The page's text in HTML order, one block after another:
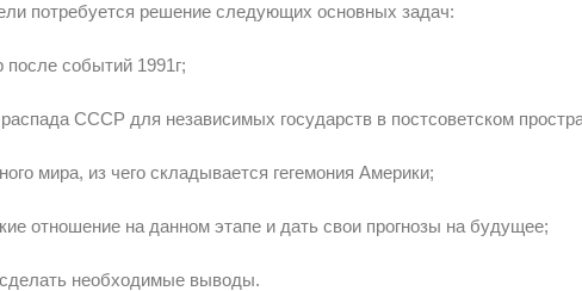
потребуется решение следующих основных задач:
после событий 1991г;
СССР для независимых государств в постсоветском
мира, из чего складывается гегемония Америки;
отношение на данном этапе и дать свои прогнозы на будущее;
необходимые выводы.